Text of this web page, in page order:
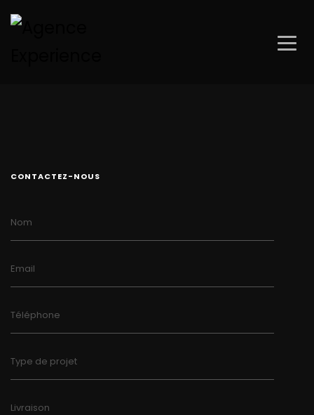
CONTACTEZ-NOUS
Nom
Email
Téléphone
Type de projet
Livraison